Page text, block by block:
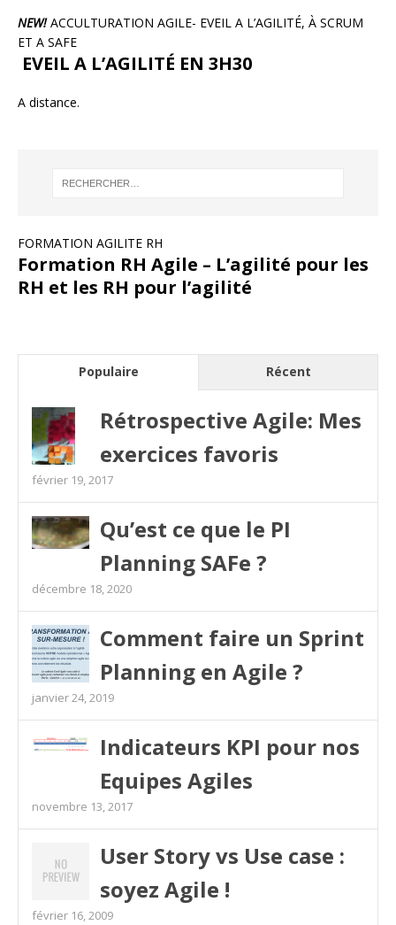
NEW!ACCULTURATION AGILE- EVEIL A L’AGILITÉ, À SCRUM
ET A SAFE
EVEIL A L’AGILITÉ EN 3H30
A distance.
FORMATION AGILITE RH
Formation RH Agile – L’agilité pour les
RH et les RH pour l’agilité
Populaire Récent
Rétrospective Agile: Mes
exercices favoris
février 19, 2017
Qu’est ce que le PI
Planning SAFe ?
décembre 18, 2020
Comment faire un Sprint
Planning en Agile ?
janvier 24, 2019
Indicateurs KPI pour nos
Equipes Agiles
novembre 13, 2017
User Story vs Use case :
soyez Agile !
février 16, 2009